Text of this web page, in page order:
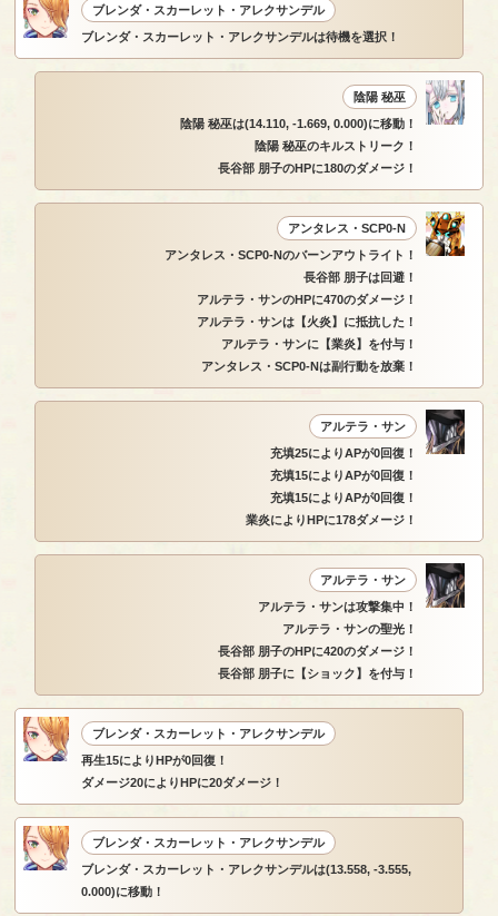
ブレンダ・スカーレット・アレクサンデル
ブレンダ・スカーレット・アレクサンデルは待機を選択！
陰陽 秘巫
陰陽 秘巫は(14.110, -1.669, 0.000)に移動！
陰陽 秘巫のキルストリーク！
長谷部 朋子のHPに180のダメージ！
アンタレス・SCP0-N
アンタレス・SCP0-Nのバーンアウトライト！
長谷部 朋子は回避！
アルテラ・サンのHPに470のダメージ！
アルテラ・サンは【火炎】に抵抗した！
アルテラ・サンに【業炎】を付与！
アンタレス・SCP0-Nは副行動を放棄！
アルテラ・サン
充填25によりAPが0回復！
充填15によりAPが0回復！
充填15によりAPが0回復！
業炎によりHPに178ダメージ！
アルテラ・サン
アルテラ・サンは攻撃集中！
アルテラ・サンの聖光！
長谷部 朋子のHPに420のダメージ！
長谷部 朋子に【ショック】を付与！
ブレンダ・スカーレット・アレクサンデル
再生15によりHPが0回復！
ダメージ20によりHPに20ダメージ！
ブレンダ・スカーレット・アレクサンデル
ブレンダ・スカーレット・アレクサンデルは(13.558, -3.555,
0.000)に移動！